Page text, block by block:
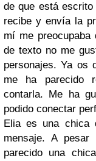
de que está
recibe y envía la
mí me preocupaba
de texto no me
personajes. Ya os
me ha parecido
contarla. Me ha
podido conectar
Elia es una chica
mensaje. A
parecido una